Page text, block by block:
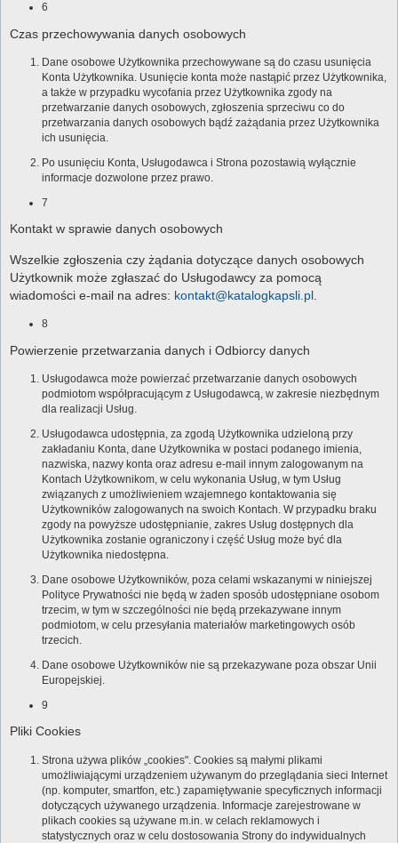
6
Czas przechowywania danych osobowych
Dane osobowe Użytkownika przechowywane są do czasu usunięcia
Konta Użytkownika. Usunięcie konta może nastąpić przez Użytkownika,
a także w przypadku wycofania przez Użytkownika zgody na
przetwarzanie danych osobowych, zgłoszenia sprzeciwu co do
przetwarzania danych osobowych bądź zażądania przez Użytkownika
ich usunięcia.
Po usunięciu Konta, Usługodawca i Strona pozostawią wyłącznie
informacje dozwolone przez prawo.
7
Kontakt w sprawie danych osobowych
Wszelkie zgłoszenia czy żądania dotyczące danych osobowych
Użytkownik może zgłaszać do Usługodawcy za pomocą
wiadomości e-mail na adres: kontakt@katalogkapsli.pl
8
Powierzenie przetwarzania danych i Odbiorcy danych
Usługodawca może powierzać przetwarzanie danych osobowych
podmiotom współpracującym z Usługodawcą, w zakresie niezbędnym
dla realizacji Usług.
Usługodawca udostępnia, za zgodą Użytkownika udzieloną przy
zakładaniu Konta, dane Użytkownika w postaci podanego imienia,
nazwiska, nazwy konta oraz adresu e-mail innym zalogowanym na
Kontach Użytkownikom, w celu wykonania Usług, w tym Usług
związanych z umożliwieniem wzajemnego kontaktowania się
Użytkowników zalogowanych na swoich Kontach. W przypadku braku
zgody na powyższe udostępnianie, zakres Usług dostępnych dla
Użytkownika zostanie ograniczony i część Usług może być dla
Użytkownika niedostępna.
Dane osobowe Użytkowników, poza celami wskazanymi w niniejszej
Polityce Prywatności nie będą w żaden sposób udostępniane osobom
trzecim, w tym w szczególności nie będą przekazywane innym
podmiotom, w celu przesyłania materiałów marketingowych osób
trzecich.
Dane osobowe Użytkowników nie są przekazywane poza obszar Unii
Europejskiej.
9
Pliki Cookies
Strona używa plików „cookies". Cookies są małymi plikami
umożliwiającymi urządzeniem używanym do przeglądania sieci Internet
(np. komputer, smartfon, etc.) zapamiętywanie specyficznych informacji
dotyczących używanego urządzenia. Informacje zarejestrowane w
plikach cookies są używane m.in. w celach reklamowych i
statystycznych oraz w celu dostosowania Strony do indywidualnych